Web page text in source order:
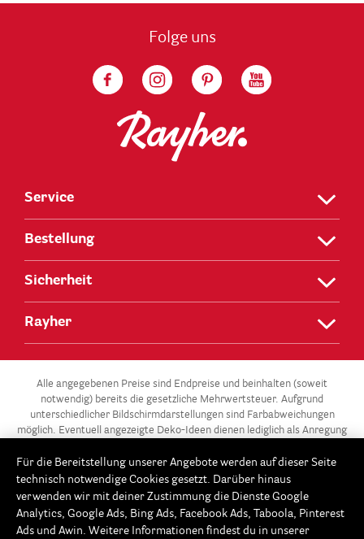
Folge uns
Service
Bestellung
Sicherheit
Rayher
Alle angegebenen Preise sind Endpreise und beinhalten (soweit
notwendig) bereits die gesetzliche Mehrwertsteuer. Aufgrund
unterschiedlicher Bildschirmdarstellungen sind Farbabweichungen
möglich. Eventuell angezeigte Deko-Ideen dienen lediglich als Anregung
** Die 3 für 2-Aktion gilt für alle Artikel der Kategorie „Gießen –
Modellieren / Gießformen“ in unserem Onlineshop unter
www.Rayher.com. Ab 3 Gießformen im Warenkorb erhältst du die
günstigste Gießform gratis. Dieses Angebot potenziert sich im 3er-
Für die Bereitstellung unserer Angebote werden auf dieser Seite
technisch notwendige Cookies gesetzt. Darüber hinaus
verwenden wir mit deiner Zustimmung die Dienste Google
Analytics, Google Ads, Bing Ads, Facebook Ads, Taboola, Pinterest
Ads und Awin. Weitere Informationen findest du in unserer